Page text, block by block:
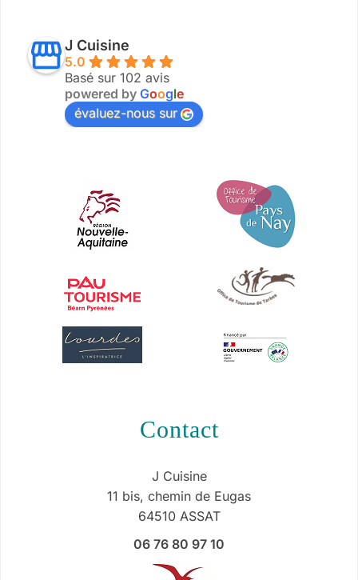
J Cuisine
5.0
Basé sur 102 avis
powered by Google
évaluez-nous sur
contact
J Cuisine
11 bis, chemin de Eugas
64510 ASSAT
06 76 80 97 10